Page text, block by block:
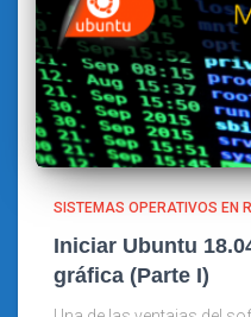
SISTEMAS OPERATIVOS EN
Iniciar Ubuntu
gráfica (Parte I)